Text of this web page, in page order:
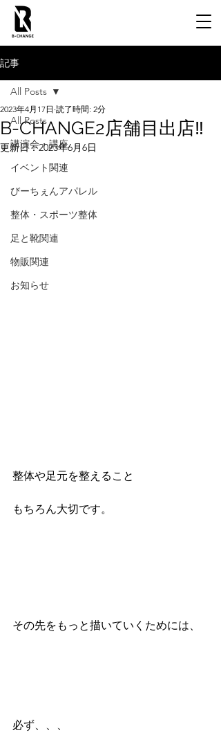
記事
All Posts
講演会・講座
イベント関連
びーちぇんアパレル
整体・スポーツ整体
足と靴関連
物販関連
お知らせ
All Posts
B-CHANGE2店舗目出店‼️
2023年4月17日 読了時間: 2分
更新日：2023年6月6日
整体や足元を整えること
もちろん大切です。
その先をもっと描いていくためには、
必ず、、、